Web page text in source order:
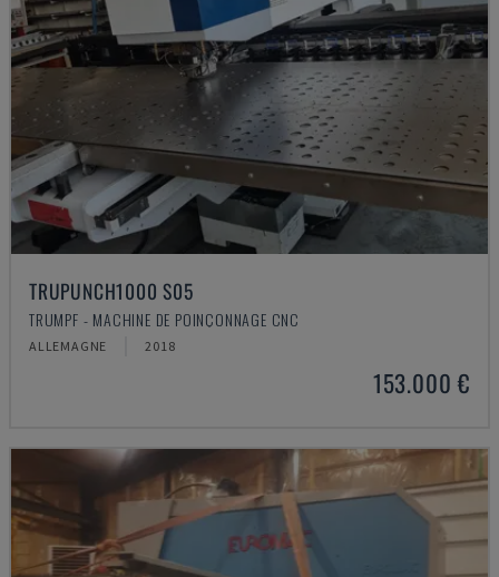
TRUPUNCH1000 S05
TRUMPF - MACHINE DE POINÇONNAGE CNC
ALLEMAGNE 2018
153.000 €